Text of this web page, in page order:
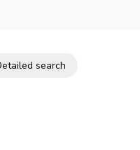
search